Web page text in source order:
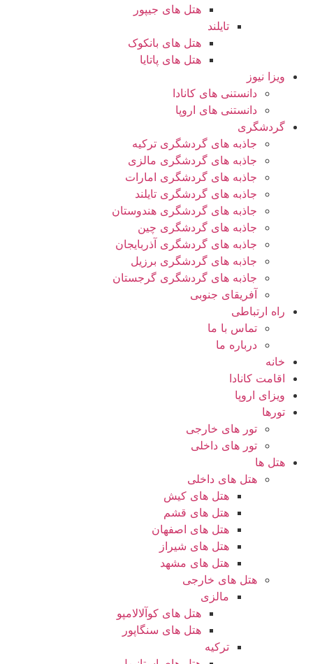
هتل های جیپور
تایلند
هتل های بانکوک
هتل های پاتایا
ویزا نیوز
دانستنی های کانادا
دانستنی های اروپا
گردشگری
جاذبه های گردشگری ترکیه
جاذبه های گردشگری مالزی
جاذبه های گردشگری امارات
جاذبه های گردشگری تایلند
جاذبه های گردشگری هندوستان
جاذبه های گردشگری چین
جاذبه های گردشگری آذربایجان
جاذبه های گردشگری برزیل
جاذبه های گردشگری گرجستان
آفریقای جنوبی
راه ارتباطی
تماس با ما
درباره ما
خانه
اقامت کانادا
ویزای اروپا
تورها
تور های خارجی
تور های داخلی
هتل ها
هتل های داخلی
هتل های کیش
هتل های قشم
هتل های اصفهان
هتل های شیراز
هتل های مشهد
هتل های خارجی
مالزی
هتل های کوآلالامپو
هتل های سنگاپور
ترکیه